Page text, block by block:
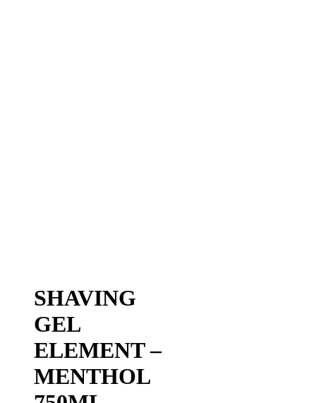
SHAVING
GEL
ELEMENT –
MENTHOL